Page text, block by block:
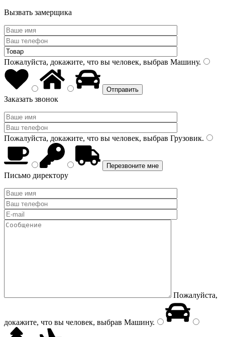
Вызвать замерщика
Пожалуйста, докажите, что вы человек, выбрав Машину.
Заказать звонок
Пожалуйста, докажите, что вы человек, выбрав Грузовик.
Письмо директору
Пожалуйста,
докажите, что вы человек, выбрав Машину.